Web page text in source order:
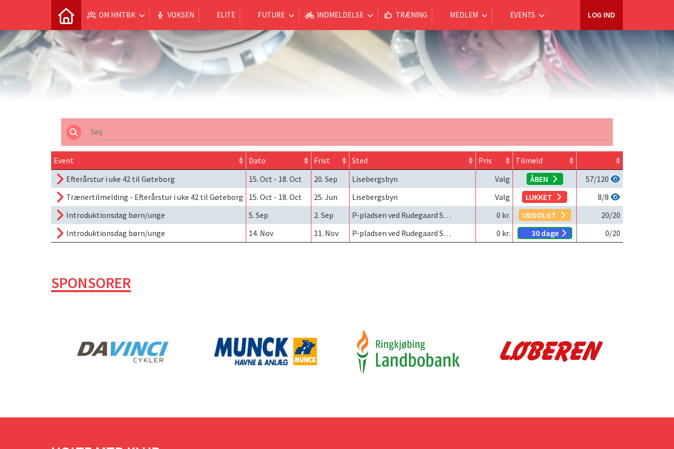
OM HMTBK VOKSEN ELITE FUTURE INDMELDELSE TRÆNING MEDLEM EVENTS LOG IND
Event Dato Frist Sted Pris
Tilmeld
Efterårstur i uke 42 til Gøteborg
15. Oct - 18. Oct 20. Sep Lisebergsbyn Valg ÅBEN 57/120
Trænertilmelding - Efterårstur i uke 42 til Gøteborg
15. Oct - 18. Oct 25. Jun Lisebergsbyn Valg LUKKET 8/8
Introduktionsdag børn/unge
5. Sep 2. Sep P-pladsen ved Rudegaard Stadion 0 kr. UDSOLGT 20/20
Introduktionsdag børn/unge
14. Nov 11. Nov P-pladsen ved Rudegaard Stadion 0 kr. 30 dage 0/20
SPONSORER